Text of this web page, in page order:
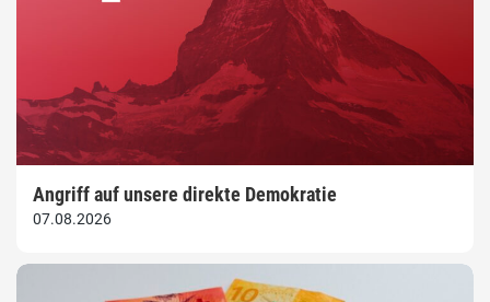
Angriff auf unsere direkte Demokratie
07.08.2026